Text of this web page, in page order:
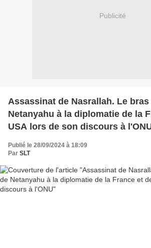
Publicité
Assassinat de Nasrallah. Le
Netanyahu à la diplomatie de la
USA lors de son discours à
Publié le 28/09/2024 à 18:09
Par SLT